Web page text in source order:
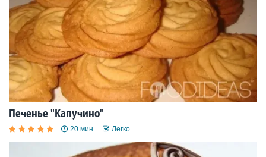
Печенье "Капучино"
20 мин. Легко